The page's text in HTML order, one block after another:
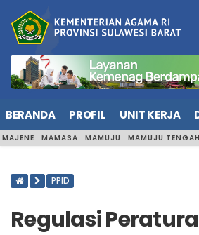
BERANDA PROFIL UNIT KERJA
MAJENE MAMASA MAMUJU MAMUJU TENGAH
PPID
Regulasi